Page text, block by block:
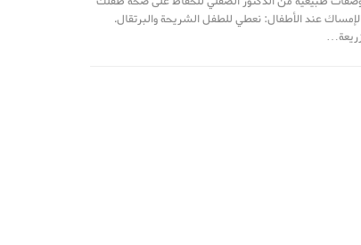
عند الأطفال: نعطي للطفل الشريحة والبرتقال.